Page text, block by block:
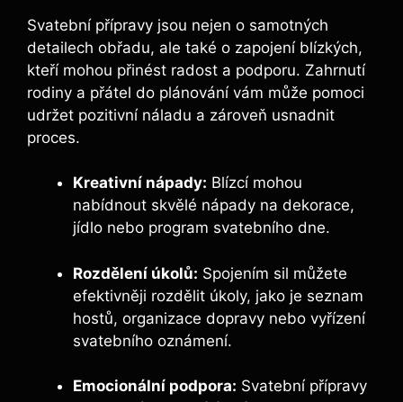
Svatební přípravy jsou nejen o samotných
detailech obřadu, ale také o zapojení blízkých,
kteří mohou přinést radost a podporu. Zahrnutí
rodiny a přátel do plánování vám může pomoci
udržet pozitivní náladu a zároveň usnadnit
proces.
Kreativní nápady: Blízcí mohou
nabídnout skvělé nápady na dekorace,
jídlo nebo program svatebního dne.
Rozdělení úkolů: Spojením sil můžete
efektivněji rozdělit úkoly, jako je seznam
hostů, organizace dopravy nebo vyřízení
svatebního oznámení.
Emocionální podpora: Svatební přípravy